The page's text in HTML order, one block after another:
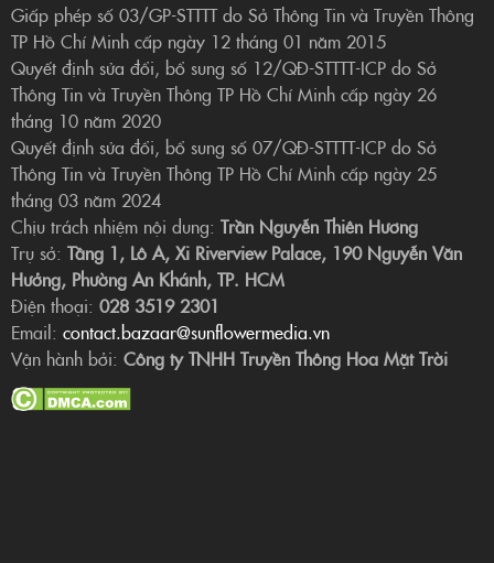
Giấp phép số 03/GP-STTTT do Sở Thông Tin và Truyền Thông
TP Hồ Chí Minh cấp ngày 12 tháng 01 năm 2015
Quyết định sửa đổi, bổ sung số 12/QĐ-STTTT-ICP do Sở
Thông Tin và Truyền Thông TP Hồ Chí Minh cấp ngày 26
tháng 10 năm 2020
Quyết định sửa đổi, bổ sung số 07/QĐ-STTTT-ICP do Sở
Thông Tin và Truyền Thông TP Hồ Chí Minh cấp ngày 25
tháng 03 năm 2024
Chịu trách nhiệm nội dung: Trần Nguyễn Thiên Hương
Trụ sở: Tầng 1, Lô A, Xi Riverview Palace, 190 Nguyễn Văn
Hưởng, Phường An Khánh, TP. HCM
Điện thoại: 028 3519 2301
Email: contact.bazaar@sunflowermedia.vn
Vận hành bởi: Công ty TNHH Truyền Thông Hoa Mặt Trời